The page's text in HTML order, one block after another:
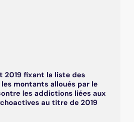
2019 fixant la liste des
montants alloués par le
les addictions liées aux
au titre de 2019